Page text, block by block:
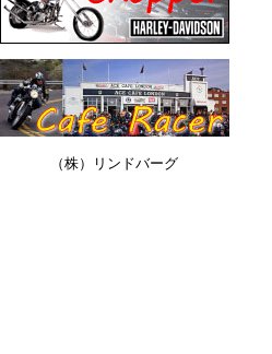
（株）リンドバーグ